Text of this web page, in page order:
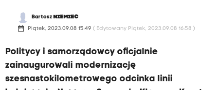
Bartosz NIEMIEC
date_range Piątek, 2023.09.08 15:49 ( Edytowany Piątek, 2023.09.08 16:58 )
Politycy i samorządowcy oficjalnie
zainaugurowali modernizację
szesnastokilometrowego odcinka linii